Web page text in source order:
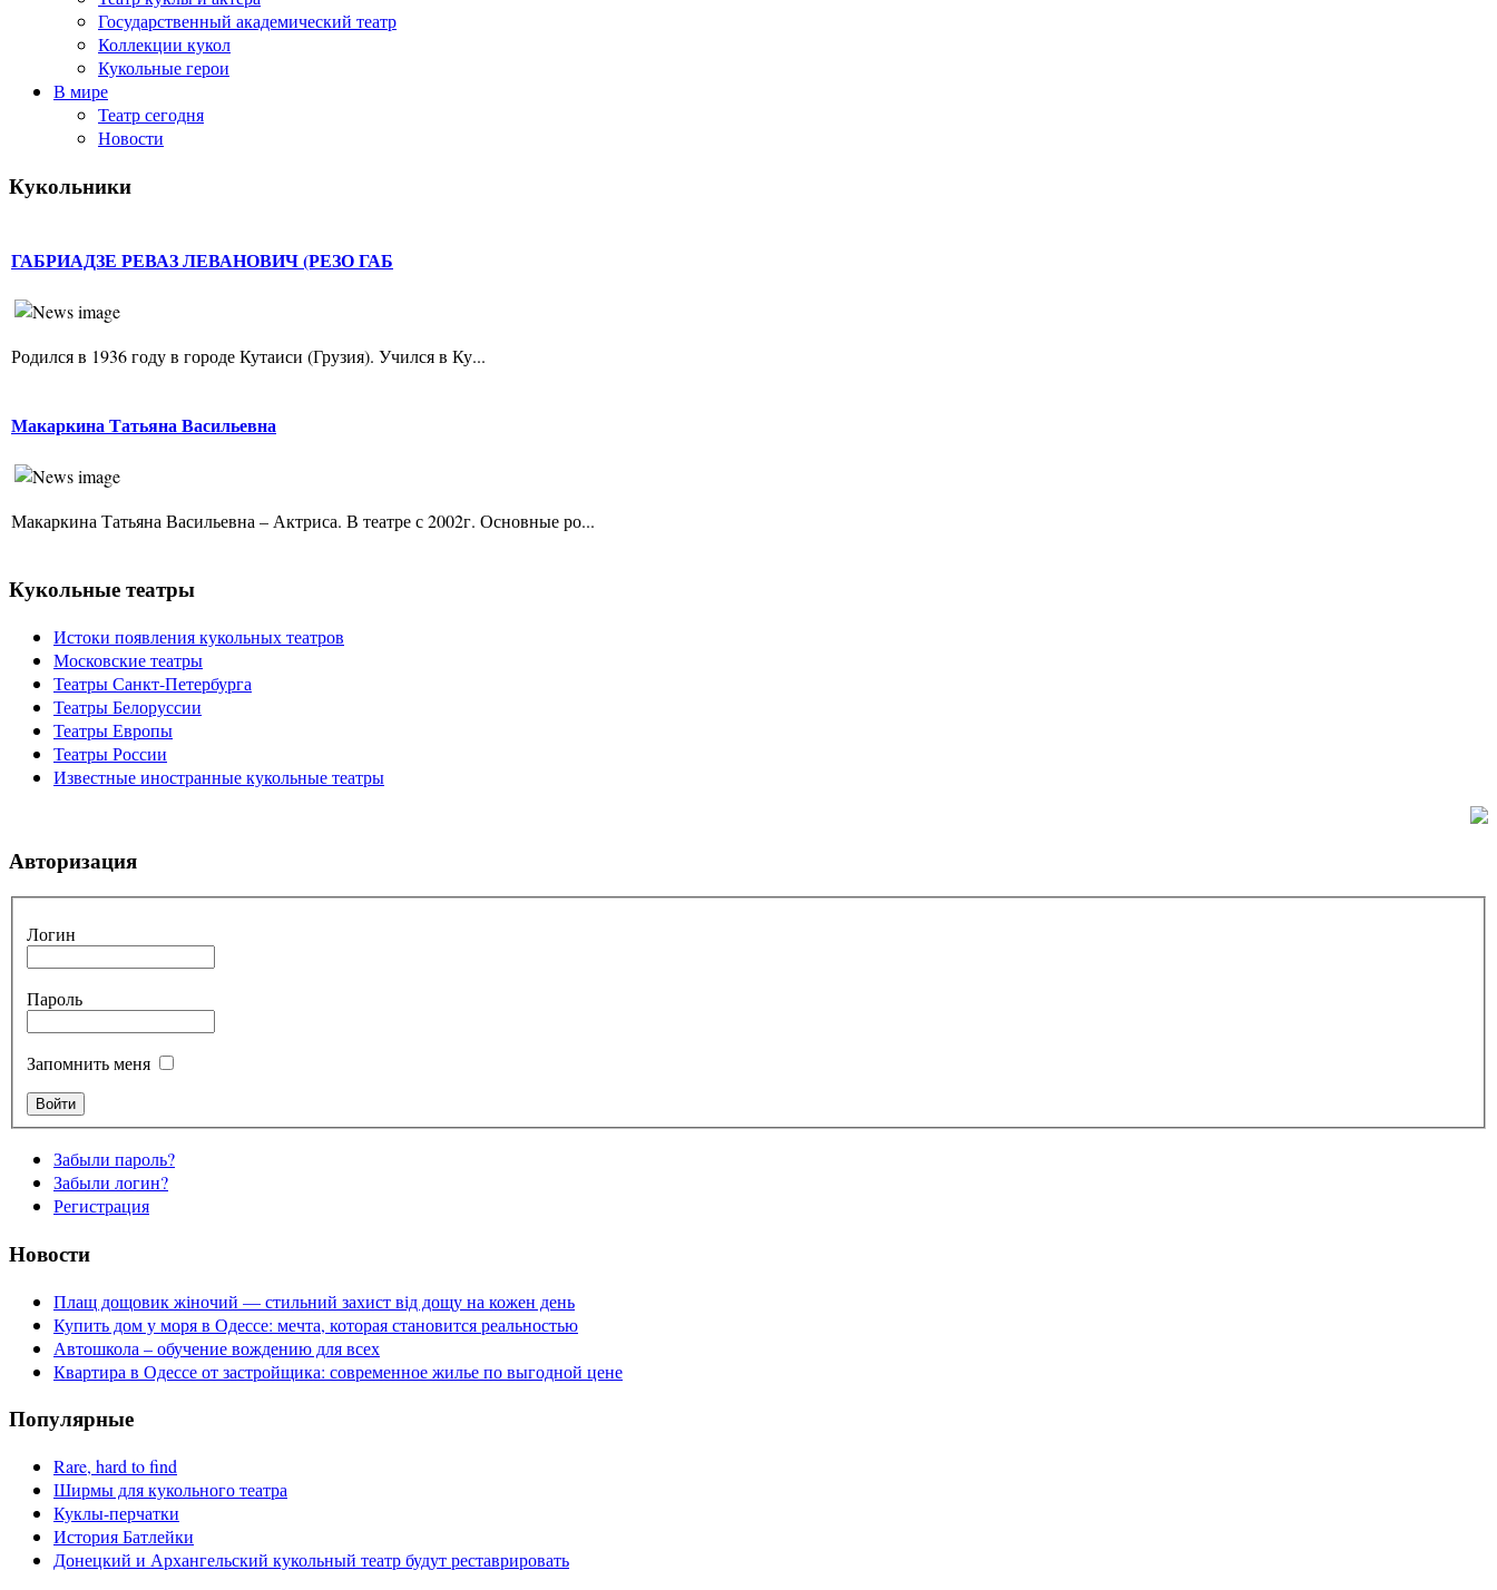
Государственный академический театр
Коллекции кукол
Кукольные герои
В мире
Театр сегодня
Новости
Кукольники
ГАБРИАДЗЕ РЕВАЗ ЛЕВАНОВИЧ (РЕЗО ГАБ
Родился в 1936 году в городе Кутаиси (Грузия). Учился в Ку...
Макаркина Татьяна Васильевна
Макаркина Татьяна Васильевна – Актриса. В театре с 2002г. Основные ро...
Кукольные театры
Истоки появления кукольных театров
Московские театры
Театры Санкт-Петербурга
Театры Белоруссии
Театры Европы
Театры России
Известные иностранные кукольные театры
Авторизация
Логин
Пароль
Запомнить меня
Забыли пароль?
Забыли логин?
Регистрация
Новости
Плащ дощовик жіночий — стильний захист від дощу на кожен день
Купить дом у моря в Одессе: мечта, которая становится реальностью
Автошкола – обучение вождению для всех
Квартира в Одессе от застройщика: современное жилье по выгодной цене
Популярные
Rare, hard to find
Ширмы для кукольного театра
Куклы-перчатки
История Батлейки
Донецкий и Архангельский кукольный театр будут реставрировать